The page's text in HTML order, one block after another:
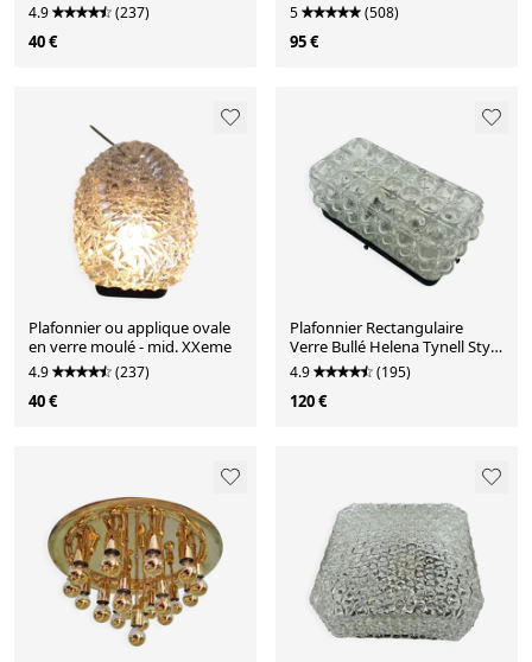
4.9 (237)
40 €
5 (508)
95 €
Plafonnier ou applique ovale
en verre moulé - mid. XXeme
4.9 (237)
40 €
Plafonnier Rectangulaire
Verre Bullé Helena Tynell Style
70s
4.9 (195)
120 €